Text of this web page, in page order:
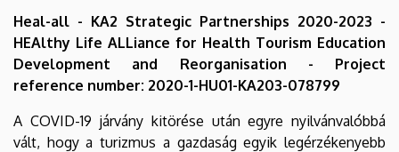
Heal-all - KA2 Strategic Partnerships 2020-2023 -
HEAlthy Life ALLiance for Health Tourism Education
Development and Reorganisation - Project
reference number: 2020-1-HU01-KA203-078799
A COVID-19 járvány kitörése után egyre nyilvánvalóbbá
vált, hogy a turizmus a gazdaság egyik legérzékenyebb